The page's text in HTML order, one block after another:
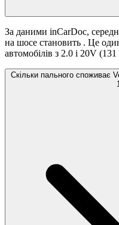
За даними inCarDoc,
на шосе становить . Це
автомобілів з 2.0 i 20V
Скільки пального споживає